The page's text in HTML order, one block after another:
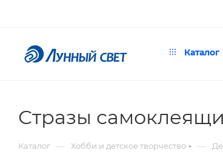
Каталог
Стразы
Каталог — Хобби и детское творчество —